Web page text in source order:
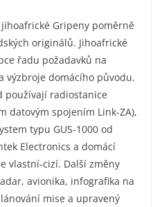
Gripeny poměrně
originálů. Jihoafrické
řadu požadavků na
výzbroje domácího původu.
používají radiostanice
datovým spojením Link-ZA),
typu GUS-1000 od
Electronics a domácí
vlastní-cizí. Další změny
avionika, infografika na
mise a upravený